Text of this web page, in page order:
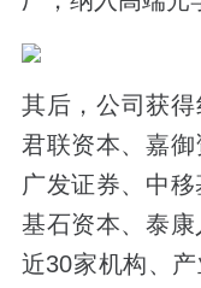
其后，公司获得
君联资本、嘉御
广发证券、中移
基石资本、泰
近30家机构、